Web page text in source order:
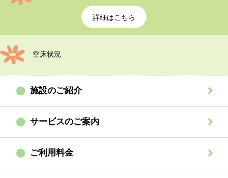
詳細はこちら
空床状況
施設のご紹介
サービスのご案内
ご利用料金